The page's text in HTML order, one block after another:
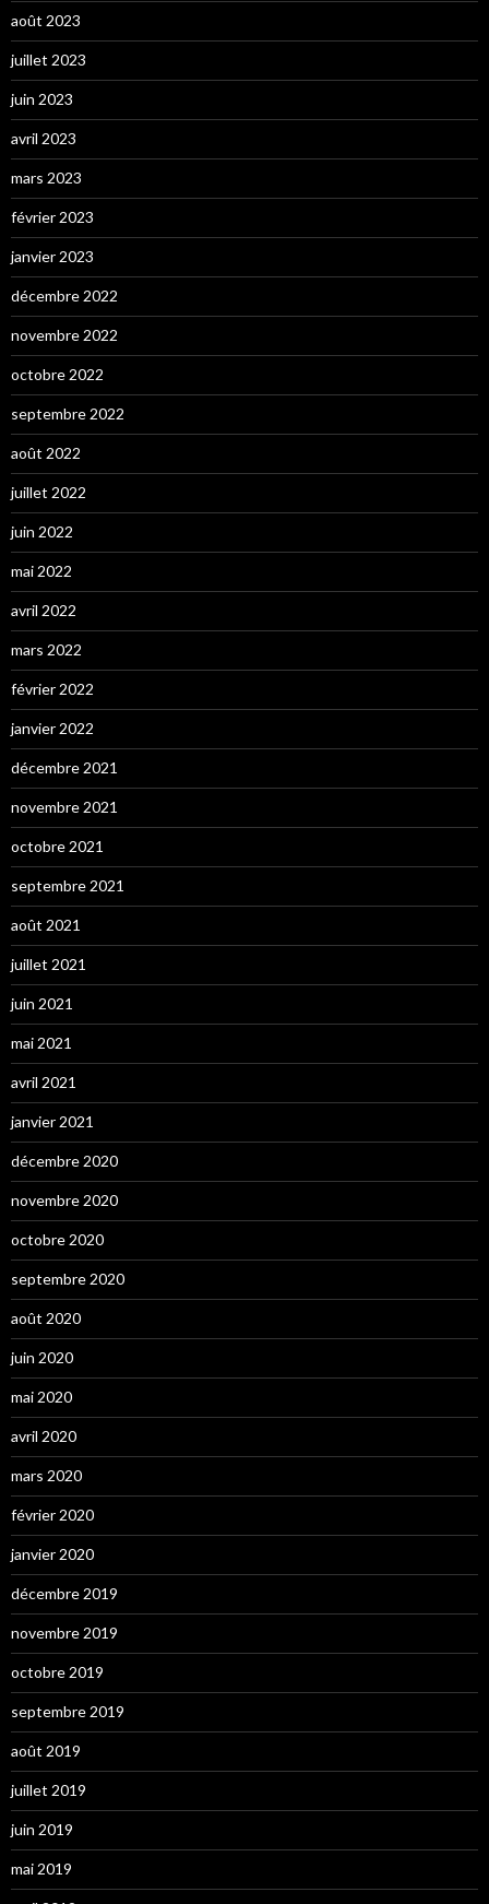
août 2023
juillet 2023
juin 2023
avril 2023
mars 2023
février 2023
janvier 2023
décembre 2022
novembre 2022
octobre 2022
septembre 2022
août 2022
juillet 2022
juin 2022
mai 2022
avril 2022
mars 2022
février 2022
janvier 2022
décembre 2021
novembre 2021
octobre 2021
septembre 2021
août 2021
juillet 2021
juin 2021
mai 2021
avril 2021
janvier 2021
décembre 2020
novembre 2020
octobre 2020
septembre 2020
août 2020
juin 2020
mai 2020
avril 2020
mars 2020
février 2020
janvier 2020
décembre 2019
novembre 2019
octobre 2019
septembre 2019
août 2019
juillet 2019
juin 2019
mai 2019